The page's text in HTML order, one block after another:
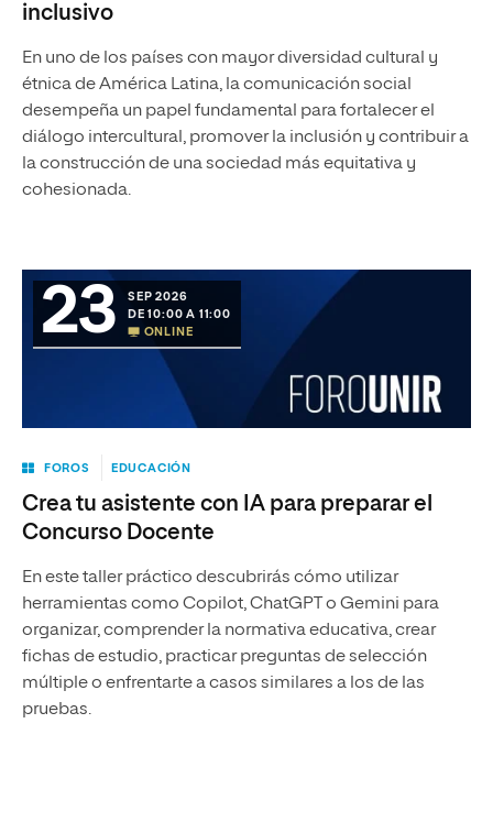
inclusivo
En uno de los países con mayor diversidad cultural y
étnica de América Latina, la comunicación social
desempeña un papel fundamental para fortalecer el
diálogo intercultural, promover la inclusión y contribuir a
la construcción de una sociedad más equitativa y
cohesionada.
23
SEP 2026
DE 10:00 A 11:00
ONLINE
FOROS EDUCACIÓN
Crea tu asistente con IA para preparar el
Concurso Docente
En este taller práctico descubrirás cómo utilizar
herramientas como Copilot, ChatGPT o Gemini para
organizar, comprender la normativa educativa, crear
fichas de estudio, practicar preguntas de selección
múltiple o enfrentarte a casos similares a los de las
pruebas.